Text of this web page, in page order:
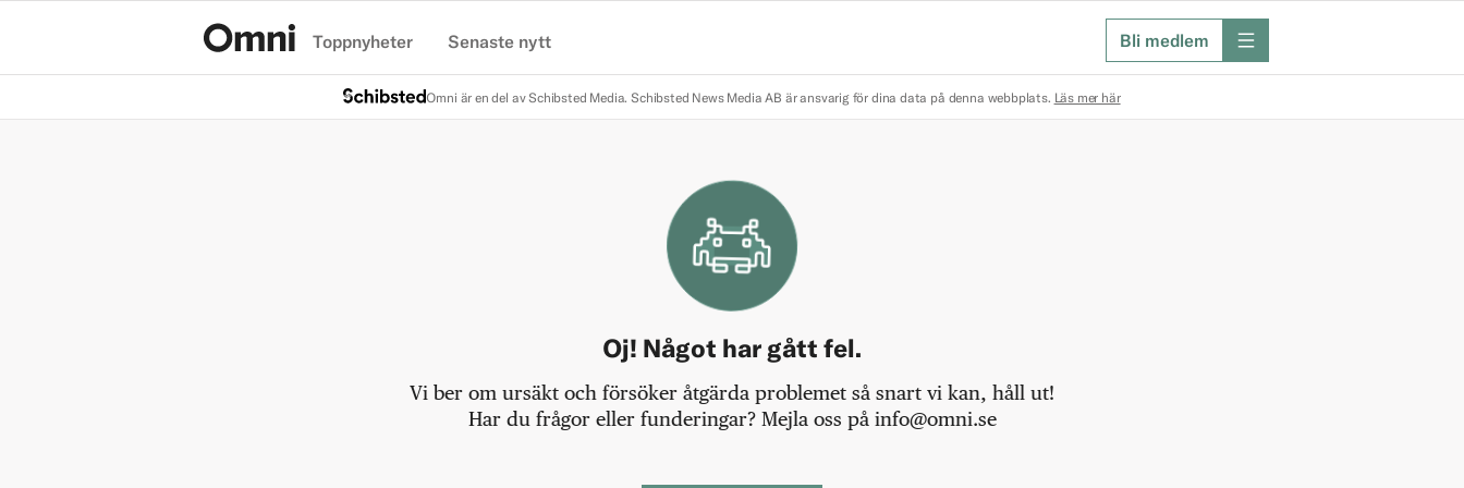
Toppnyheter Senaste nytt Bli medlem meny
Omni är en del av Schibsted Media. Schibsted News Media AB är ansvarig för dina data på denna webbplats. Läs mer här
Oj! Något har gått fel.
Vi ber om ursäkt och försöker åtgärda problemet så snart vi kan, håll ut!
Har du frågor eller funderingar? Mejla oss på info@omni.se